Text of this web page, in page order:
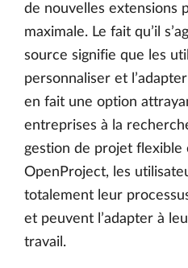
de nouvelles extensions
maximale. Le fait qu’il
source signifie que les
personnaliser et
en fait une option
entreprises à la
gestion de projet flexible
OpenProject, les
totalement leur
et peuvent l’adapter à
travail.